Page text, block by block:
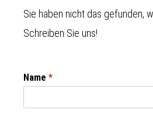
Sie haben nicht das gefunden,
Schreiben Sie uns!
Name *